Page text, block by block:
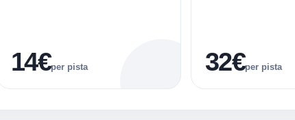
14€per pista 32€per pista